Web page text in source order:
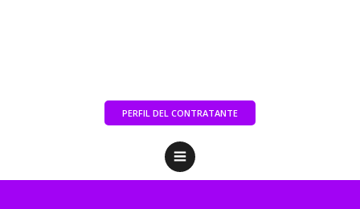
PERFIL DEL CONTRATANTE